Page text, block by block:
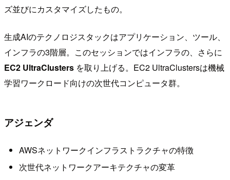
ズ並びにカスタマイズしたもの。
生成AIのテクノロジスタックはアプリケーション、ツール、
インフラの3階層。このセッションではインフラの、さらに
EC2 UltraClusters を取り上げる。EC2 UltraClustersは機械
学習ワークロード向けの次世代コンピュータ群。
アジェンダ
AWSネットワークインフラストラクチャの特徴
次世代ネットワークアーキテクチャの変革